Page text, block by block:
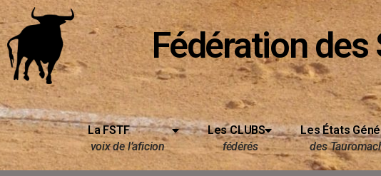
Fédération des
La FSTF
voix de l’aficion
Les CLUBS
fédérés
Les États
des